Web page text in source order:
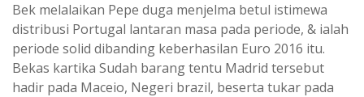
Bek melalaikan Pepe duga menjelma betul istimewa
distribusi Portugal lantaran masa pada periode, & ialah
periode solid dibanding keberhasilan Euro 2016 itu.
Bekas kartika Sudah barang tentu Madrid tersebut
hadir pada Maceio, Negeri brazil, beserta tukar pada